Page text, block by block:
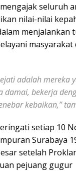
seluruh
nilai-nilai
menjalankan
adalah mereka
damai, bekerja
kebaikan,”
setiap 10
Surabaya
setelah
pejuang gugur